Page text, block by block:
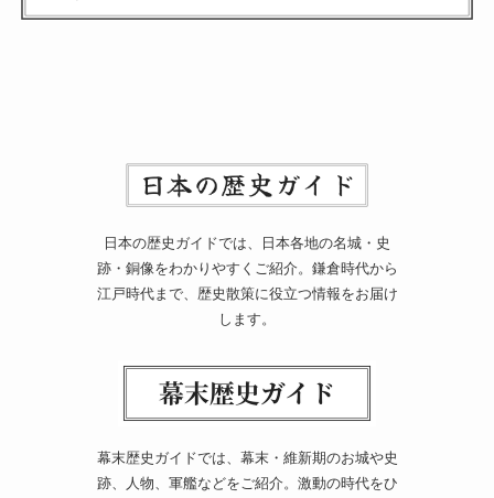
日本の歴史ガイドでは、日本各地の名城・史
跡・銅像をわかりやすくご紹介。鎌倉時代から
江戸時代まで、歴史散策に役立つ情報をお届け
します。
幕末歴史ガイドでは、幕末・維新期のお城や史
跡、人物、軍艦などをご紹介。激動の時代をひ